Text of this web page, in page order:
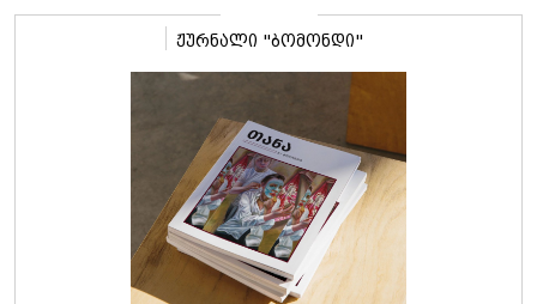
ჟურნალი "ბომონდი"